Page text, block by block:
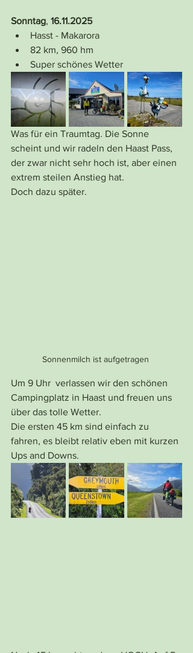
Sonntag, 16.11.2025
Hasst - Makarora
82 km, 960 hm
Super schönes Wetter
Was für ein Traumtag. Die Sonne
scheint und wir radeln den Haast Pass,
der zwar nicht sehr hoch ist, aber einen
extrem steilen Anstieg hat.
Doch dazu später.
Sonnenmilch ist aufgetragen
Um 9 Uhr  verlassen wir den schönen
Campingplatz in Haast und freuen uns
über das tolle Wetter.
Die ersten 45 km sind einfach zu
fahren, es bleibt relativ eben mit kurzen
Ups and Downs.